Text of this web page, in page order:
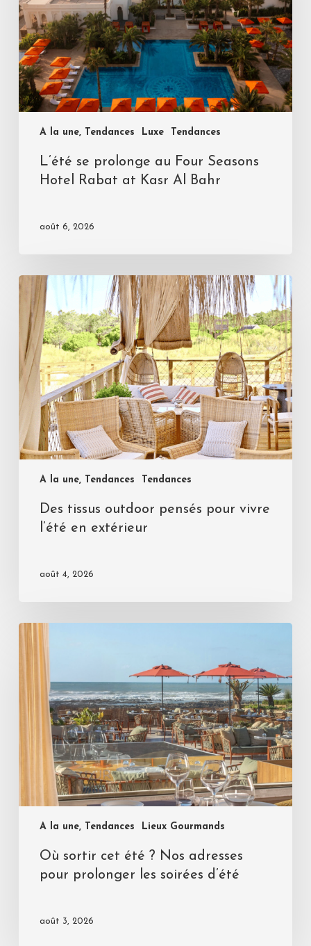
A la une, Tendances Luxe Tendances
L’été se prolonge au Four Seasons
Hotel Rabat at Kasr Al Bahr
août 6, 2026
A la une, Tendances Tendances
Des tissus outdoor pensés pour vivre
l’été en extérieur
août 4, 2026
A la une, Tendances Lieux Gourmands
Où sortir cet été ? Nos adresses
pour prolonger les soirées d’été
août 3, 2026